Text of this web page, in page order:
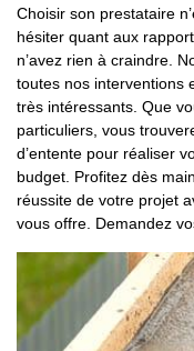
Choisir son prestataire
hésiter quant aux
n’avez rien à craindre.
toutes nos interventions
très intéressants. Que
particuliers, vous
d’entente pour réaliser
budget. Profitez dès
réussite de votre projet
vous offre. Demandez